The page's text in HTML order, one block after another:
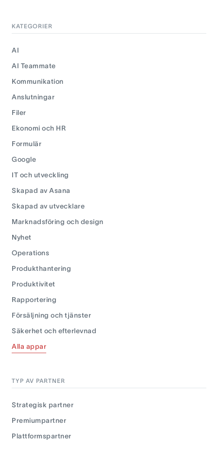
KATEGORIER
AI
AI Teammate
Kommunikation
Anslutningar
Filer
Ekonomi och HR
Formulär
Google
IT och utveckling
Skapad av Asana
Skapad av utvecklare
Marknadsföring och design
Nyhet
Operations
Produkthantering
Produktivitet
Rapportering
Försäljning och tjänster
Säkerhet och efterlevnad
Alla appar
TYP AV PARTNER
Strategisk partner
Premiumpartner
Plattformspartner